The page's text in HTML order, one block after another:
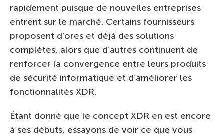
rapidement puisque de nouvelles entreprises
entrent sur le marché. Certains fournisseurs
proposent d’ores et déjà des solutions
complètes, alors que d’autres continuent de
renforcer la convergence entre leurs produits
de sécurité informatique et d’améliorer les
fonctionnalités XDR.
Étant donné que le concept XDR en est encore
à ses débuts, essayons de voir ce que vous